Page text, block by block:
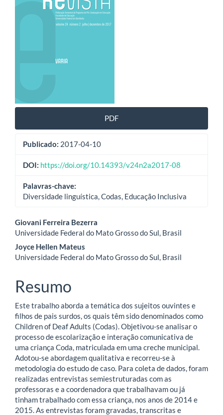
de
artigos
PDF
Publicado: 2017-04-10
DOI: https://doi.org/10.14393/v24n2a2017-08
Palavras-chave:
Diversidade linguística, Codas, Educação Inclusiva
Conteúdo
do
artigo
principal
Giovani Ferreira Bezerra
Universidade Federal do Mato Grosso do Sul, Brasil
Joyce Hellen Mateus
Universidade Federal do Mato Grosso do Sul, Brasil
Resumo
Este trabalho aborda a temática dos sujeitos ouvintes e
filhos de pais surdos, os quais têm sido denominados como
Children of Deaf Adults (Codas). Objetivou-se analisar o
processo de escolarização e interação comunicativa de
uma criança Coda, matriculada em uma creche municipal.
Adotou-se abordagem qualitativa e recorreu-se à
metodologia do estudo de caso. Para coleta de dados, foram
realizadas entrevistas semiestruturadas com as
professoras e a coordenadora que trabalhavam ou já
tinham trabalhado com essa criança, nos anos de 2014 e
2015. As entrevistas foram gravadas, transcritas e